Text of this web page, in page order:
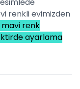
renkli evimizden
renk
ayarlama